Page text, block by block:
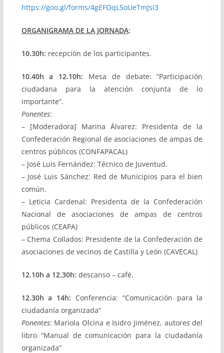
https://goo.gl/forms/4gEFOqL5oUeTmJsI3
ORGANIGRAMA DE LA JORNADA:
10.30h: recepción de los participantes.
10.40h a 12.10h: Mesa de debate: “Participación
ciudadana para la atención conjunta de lo
importante”.
Ponentes:
– [Moderadora] Marina Álvarez: Presidenta de la
Confederación Regional de asociaciones de ampas de
centros públicos (CONFAPACAL)
– José Luis Fernández: Técnico de Juventud.
– José Luis Sánchez: Red de Municipios para el bien
común.
– Leticia Cardenal: Presidenta de la Confederación
Nacional de asociaciones de ampas de centros
públicos (CEAPA)
– Chema Collados: Presidente de la Confederación de
asociaciones de vecinos de Castilla y León (CAVECAL)
12.10h a 12.30h: descanso – café.
12.30h a 14h: Conferencia: “Comunicación para la
ciudadanía organizada”
Ponentes: Mariola Olcina e Isidro Jiménez, autores del
libro “Manual de comunicación para la ciudadanía
organizada”